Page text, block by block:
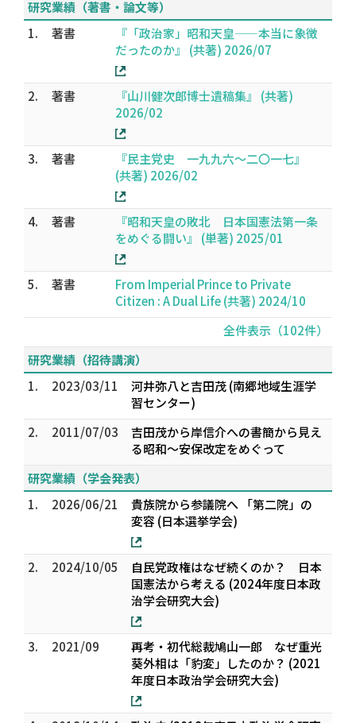
研究業績（著書・論文等）
1.
著書
『「政治家」昭和天皇——本当に象徴
だったのか』 (共著) 2026/07
2. 著書
『山川健次郎博士遺稿集』 (共著)
2026/02
3. 著書
『民主党史 一九九六～二〇一七』
(共著) 2026/02
4. 著書
『昭和天皇の敗北 日本国憲法第一条
をめぐる闘い』 (単著) 2025/01
5. 著書
From Imperial Prince to Private
Citizen : A Dual Life (共著) 2024/10
全件表示（102件）
研究業績（招待講演）
1.
2023/03/11
河井弥八と吉田茂 (南郷地域生涯学
習センター)
2.
2011/07/03
吉田茂から岸信介への書簡から見え
る昭和～安保改定をめぐって
研究業績（学会発表）
1.
2026/06/21
貴族院から参議院へ 「第二院」の
変容 (日本選挙学会)
2. 2024/10/05
自民党政権はなぜ続くのか？ 日本
国憲法から考える (2024年度日本政
治学会研究大会)
3. 2021/09
再考・初代総裁鳩山一郎 なぜ重光
葵外相は「豹変」したのか？ (2021
年度日本政治学会研究大会)